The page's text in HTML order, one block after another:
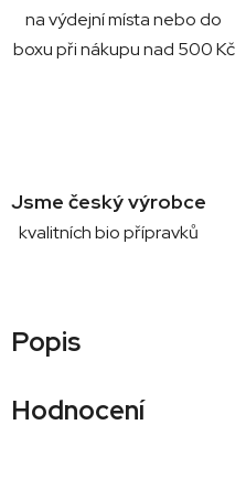
na výdejní místa nebo do
boxu při nákupu nad 500 Kč
Jsme český výrobce
kvalitních bio přípravků
Popis
Hodnocení